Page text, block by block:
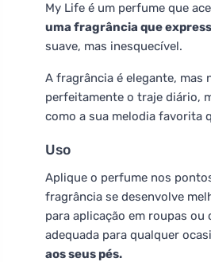
My Life é um perfume que
uma fragrância que
suave, mas inesquecível.
A fragrância é elegante, mas
perfeitamente o traje diário,
como a sua melodia favorita
Uso
Aplique o perfume nos
fragrância se desenvolve
para aplicação em roupas
adequada para qualquer
aos seus pés.